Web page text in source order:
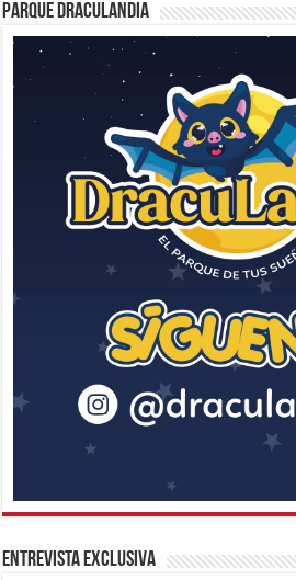
Parque Draculandia
Entrevista Exclusiva